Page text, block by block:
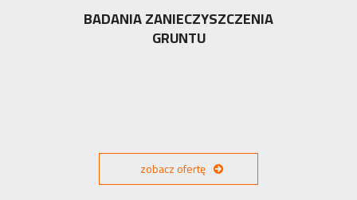
BADANIA ZANIECZYSZCZENIA
GRUNTU
zobacz ofertę